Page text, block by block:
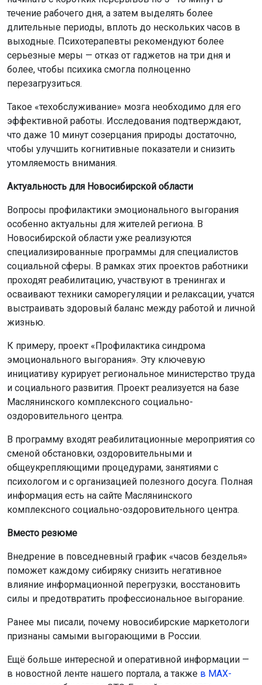
течение рабочего дня, а затем выделять более
длительные периоды, вплоть до нескольких часов в
выходные. Психотерапевты рекомендуют более
серьезные меры — отказ от гаджетов на три дня и
более, чтобы психика смогла полноценно
перезагрузиться.
Такое «техобслуживание» мозга необходимо для его
эффективной работы. Исследования подтверждают,
что даже 10 минут созерцания природы достаточно,
чтобы улучшить когнитивные показатели и снизить
утомляемость внимания.
Актуальность для Новосибирской области
Вопросы профилактики эмоционального выгорания
особенно актуальны для жителей региона. В
Новосибирской области уже реализуются
специализированные программы для специалистов
социальной сферы. В рамках этих проектов работники
проходят реабилитацию, участвуют в тренингах и
осваивают техники саморегуляции и релаксации, учатся
выстраивать здоровый баланс между работой и личной
жизнью.
К примеру, проект «Профилактика синдрома
эмоционального выгорания». Эту ключевую
инициативу курирует региональное министерство труда
и социального развития. Проект реализуется на базе
Маслянинского комплексного социально-
оздоровительного центра.
В программу входят реабилитационные мероприятия со
сменой обстановки, оздоровительными и
общеукрепляющими процедурами, занятиями с
психологом и с организацией полезного досуга. Полная
информация есть на сайте Маслянинского
комплексного социально-оздоровительного центра.
Вместо резюме
Внедрение в повседневный график «часов безделья»
поможет каждому сибиряку снизить негативное
влияние информационной перегрузки, восстановить
силы и предотвратить профессиональное выгорание.
Ранее мы писали, почему новосибирские маркетологи
признаны самыми выгорающими в России.
Ещё больше интересной и оперативной информации —
в новостной ленте нашего портала, а также в МАХ-